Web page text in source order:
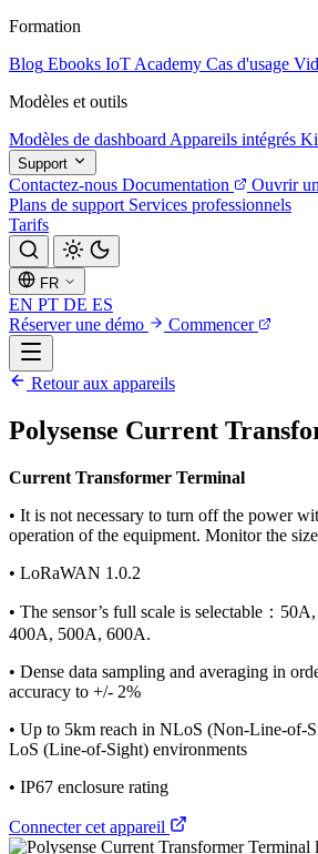
Formation
Blog Ebooks IoT Academy Cas d'usage
Modèles et outils
Modèles de dashboard Appareils intégrés
Support
Contactez-nous Documentation Ouvrir
Plans de support Services professionnels
Tarifs
FR
EN PT DE ES
Réserver une démo
Commencer
Retour aux appareils
Polysense Current
Current Transformer Terminal
• It is not necessary to turn off the power
operation of the equipment. Monitor the
• LoRaWAN 1.0.2
• The sensor’s full scale is selectable：
400A, 500A, 600A.
• Dense data sampling and averaging in
accuracy to +/- 2%
• Up to 5km reach in NLoS (Non-Line-of-
LoS (Line-of-Sight) environments
• IP67 enclosure rating
Connecter cet appareil